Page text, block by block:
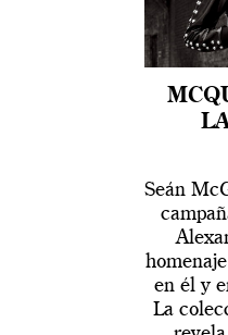
Seán
en él y
La